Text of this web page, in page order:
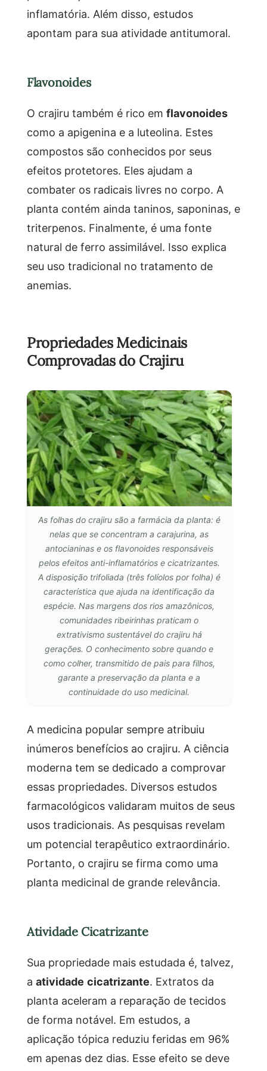
inflamatória. Além disso, estudos
apontam para sua atividade antitumoral.
Flavonoides
O crajiru também é rico em flavonoides
como a apigenina e a luteolina. Estes
compostos são conhecidos por seus
efeitos protetores. Eles ajudam a
combater os radicais livres no corpo. A
planta contém ainda taninos, saponinas, e
triterpenos. Finalmente, é uma fonte
natural de ferro assimilável. Isso explica
seu uso tradicional no tratamento de
anemias.
Propriedades Medicinais
Comprovadas do Crajiru
As folhas do crajiru são a farmácia da planta: é
nelas que se concentram a carajurina, as
antocianinas e os flavonoides responsáveis
pelos efeitos anti-inflamatórios e cicatrizantes.
A disposição trifoliada (três folíolos por folha) é
característica que ajuda na identificação da
espécie. Nas margens dos rios amazônicos,
comunidades ribeirinhas praticam o
extrativismo sustentável do crajiru há
gerações. O conhecimento sobre quando e
como colher, transmitido de pais para filhos,
garante a preservação da planta e a
continuidade do uso medicinal.
A medicina popular sempre atribuiu
inúmeros benefícios ao crajiru. A ciência
moderna tem se dedicado a comprovar
essas propriedades. Diversos estudos
farmacológicos validaram muitos de seus
usos tradicionais. As pesquisas revelam
um potencial terapêutico extraordinário.
Portanto, o crajiru se firma como uma
planta medicinal de grande relevância.
Atividade Cicatrizante
Sua propriedade mais estudada é, talvez,
a atividade cicatrizante. Extratos da
planta aceleram a reparação de tecidos
de forma notável. Em estudos, a
aplicação tópica reduziu feridas em 96%
em apenas dez dias. Esse efeito se deve